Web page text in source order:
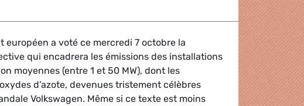
européen a voté ce mercredi 7 octobre la
qui encadrera les émissions des installations
moyennes (entre 1 et 50 MW), dont les
d’azote, devenues tristement célèbres
Volkswagen. Même si ce texte est moins